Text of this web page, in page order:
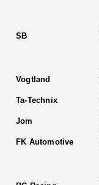
SB
Vogtland
Ta-Technix
Jom
FK Automotive